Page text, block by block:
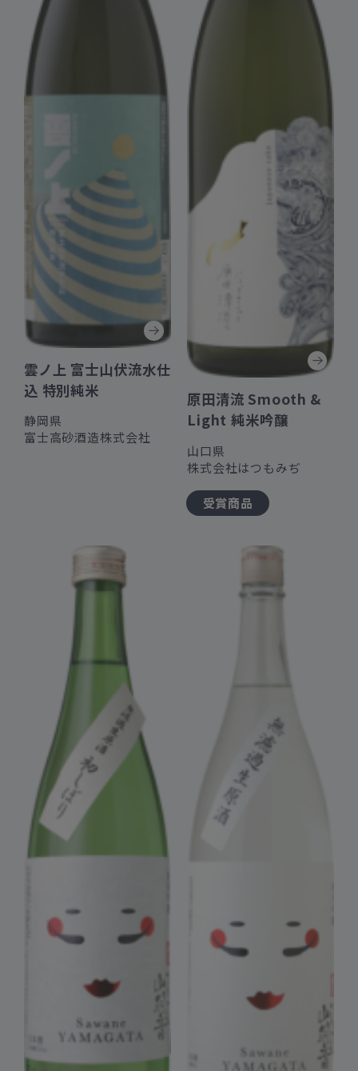
雲ノ上 富士山伏流水仕
込 特別純米
静岡県
富士高砂酒造株式会社
原田清流 Smooth &
Light 純米吟醸
山口県
株式会社はつもみぢ
受賞商品